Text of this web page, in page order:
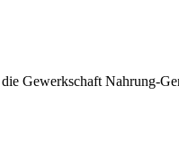
Gewerkschaft Nahrung-